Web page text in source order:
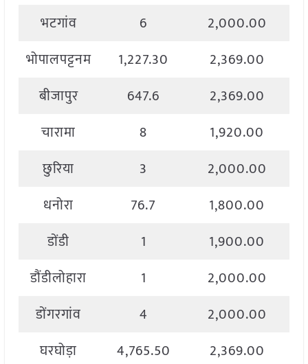
भटगांव
6
2,000.00
भोपालपट्टनम
1,227.30
2,369.00
बीजापुर
647.6
2,369.00
चारामा
8
1,920.00
छुरिया
3
2,000.00
धनोरा
76.7
1,800.00
डोंडी
1
1,900.00
डौंडीलोहारा
1
2,000.00
डोंगरगांव
4
2,000.00
घरघोड़ा
4,765.50
2,369.00